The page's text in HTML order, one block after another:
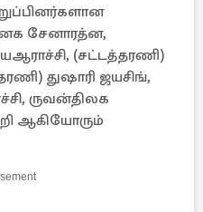
சேனாரத்ன,
(சட்டத்தரணி)
துஷாரி ஜயசிங்,
ருவன்திலக
ஆகியோரும்